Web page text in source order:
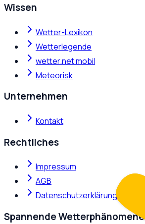
Wissen
Wetter-Lexikon
Wetterlegende
wetter.net mobil
Meteorisk
Unternehmen
Kontakt
Rechtliches
Impressum
AGB
Datenschutzerklärung
Spannende Wetterphänomene